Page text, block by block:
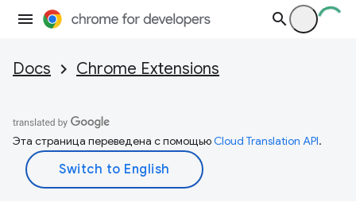
Docs Chrome Extensions
Эта страница переведена с помощьюCloud Translation API.